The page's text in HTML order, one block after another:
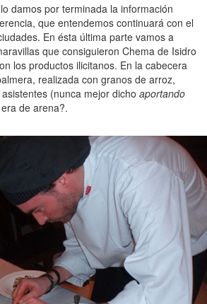
damos por terminada la información
que entendemos continuará con el
En ésta última parte vamos a
que consiguieron Chema de Isidro
los productos ilicitanos. En la cabecera
realizada con granos de arroz,
(nunca mejor dicho aportando
de arena?.